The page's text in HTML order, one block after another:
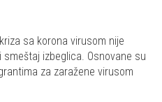
sa korona virusom nije
izbeglica. Osnovane su
za zaražene virusom